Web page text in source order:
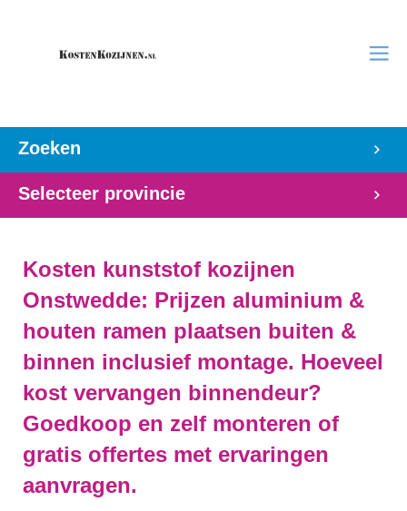
Zoeken
Selecteer provincie
Kosten kunststof kozijnen
Onstwedde: Prijzen aluminium &
houten ramen plaatsen buiten &
binnen inclusief montage. Hoeveel
kost vervangen binnendeur?
Goedkoop en zelf monteren of
gratis offertes met ervaringen
aanvragen.